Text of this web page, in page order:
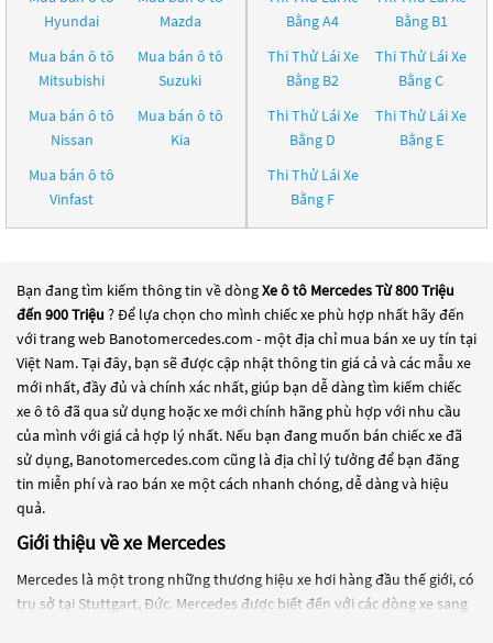
Hyundai
Mazda
Mua bán ô tô
Mitsubishi
Mua bán ô tô
Suzuki
Mua bán ô tô
Nissan
Mua bán ô tô
Kia
Mua bán ô tô
Vinfast
Bằng A4
Bằng B1
Thi Thử Lái Xe
Bằng B2
Thi Thử Lái Xe
Bằng C
Thi Thử Lái Xe
Bằng D
Thi Thử Lái Xe
Bằng E
Thi Thử Lái Xe
Bằng F
Bạn đang tìm kiếm thông tin về dòngXe ô tô Mercedes Từ 800 Triệu
đến 900 Triệu ? Để lựa chọn cho mình chiếc xe phù hợp nhất hãy đến
với trang web Banotomercedes.com - một địa chỉ mua bán xe uy tín tại
Việt Nam. Tại đây, bạn sẽ được cập nhật thông tin giá cả và các mẫu xe
mới nhất, đầy đủ và chính xác nhất, giúp bạn dễ dàng tìm kiếm chiếc
xe ô tô đã qua sử dụng hoặc xe mới chính hãng phù hợp với nhu cầu
của mình với giá cả hợp lý nhất. Nếu bạn đang muốn bán chiếc xe đã
sử dụng, Banotomercedes.com cũng là địa chỉ lý tưởng để bạn đăng
tin miễn phí và rao bán xe một cách nhanh chóng, dễ dàng và hiệu
quả.
Giới thiệu về xe Mercedes
Mercedes là một trong những thương hiệu xe hơi hàng đầu thế giới, có
trụ sở tại Stuttgart, Đức. Mercedes được biết đến với các dòng xe sang